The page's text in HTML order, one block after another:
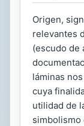
Origen,
relevantes
(escudo de
láminas
cuya
utilidad de
simbolismo